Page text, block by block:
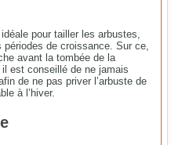
pour tailler les arbustes,
de croissance. Sur ce,
avant la tombée de la
est conseillé de ne jamais
de ne pas priver l’arbuste de
à l’hiver.